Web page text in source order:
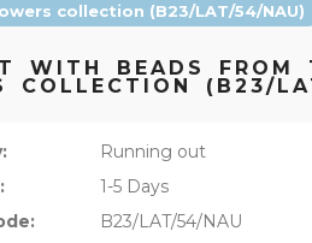
collection (B23/LAT/54/NAU)
WITH BEADS FROM
COLLECTION (B23/
Running out
1-5 Days
B23/LAT/54/NAU